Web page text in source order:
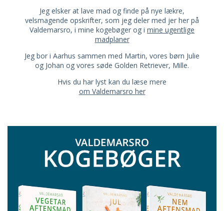
Jeg elsker at lave mad og finde på nye lækre,
velsmagende opskrifter, som jeg deler med jer her på
Valdemarsro, i mine kogebøger og i mine ugentlige
madplaner
Jeg bor i Aarhus sammen med Martin, vores børn Julie
og Johan og vores søde Golden Retriever, Mille.
Hvis du har lyst kan du læse mere
om Valdemarsro her